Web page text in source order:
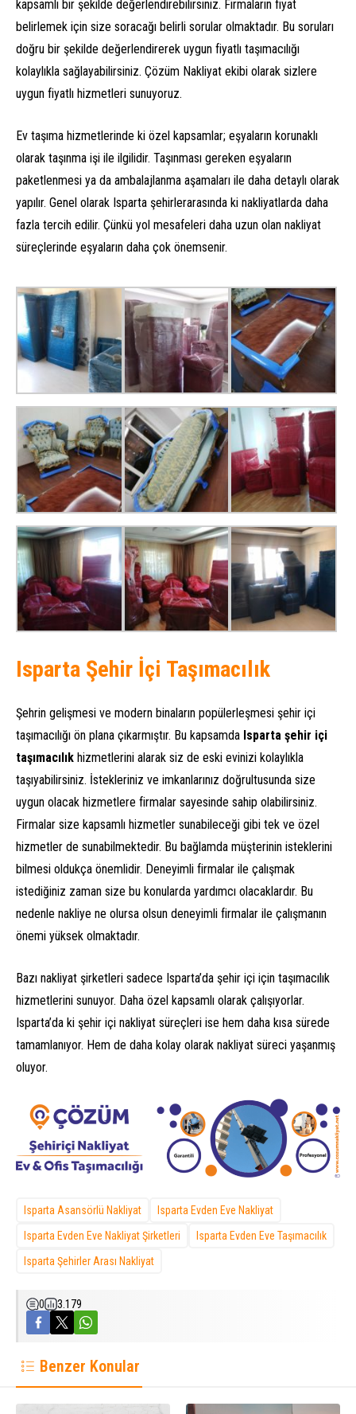
kapsamlı bir şekilde değerlendirebilirsiniz. Firmaların fiyat
belirlemek için size soracağı belirli sorular olmaktadır. Bu soruları
doğru bir şekilde değerlendirerek uygun fiyatlı taşımacılığı
kolaylıkla sağlayabilirsiniz. Çözüm Nakliyat ekibi olarak sizlere
uygun fiyatlı hizmetleri sunuyoruz.
Ev taşıma hizmetlerinde ki özel kapsamlar; eşyaların korunaklı
olarak taşınma işi ile ilgilidir. Taşınması gereken eşyaların
paketlenmesi ya da ambalajlanma aşamaları ile daha detaylı olarak
yapılır. Genel olarak Isparta şehirlerarasında ki nakliyatlarda daha
fazla tercih edilir. Çünkü yol mesafeleri daha uzun olan nakliyat
süreçlerinde eşyaların daha çok önemsenir.
Isparta Şehir İçi Taşımacılık
Şehrin gelişmesi ve modern binaların popülerleşmesi şehir içi
taşımacılığı ön plana çıkarmıştır. Bu kapsamda Isparta şehir içi
taşımacılık hizmetlerini alarak siz de eski evinizi kolaylıkla
taşıyabilirsiniz. İstekleriniz ve imkanlarınız doğrultusunda size
uygun olacak hizmetlere firmalar sayesinde sahip olabilirsiniz.
Firmalar size kapsamlı hizmetler sunabileceği gibi tek ve özel
hizmetler de sunabilmektedir. Bu bağlamda müşterinin isteklerini
bilmesi oldukça önemlidir. Deneyimli firmalar ile çalışmak
istediğiniz zaman size bu konularda yardımcı olacaklardır. Bu
nedenle nakliye ne olursa olsun deneyimli firmalar ile çalışmanın
önemi yüksek olmaktadır.
Bazı nakliyat şirketleri sadece Isparta’da şehir içi için taşımacılık
hizmetlerini sunuyor. Daha özel kapsamlı olarak çalışıyorlar.
Isparta’da ki şehir içi nakliyat süreçleri ise hem daha kısa sürede
tamamlanıyor. Hem de daha kolay olarak nakliyat süreci yaşanmış
oluyor.
Isparta Asansörlü Nakliyat
Isparta Evden Eve Nakliyat
Isparta Evden Eve Nakliyat Şirketleri
Isparta Evden Eve Taşımacılık
Isparta Şehirler Arası Nakliyat
0 3.179
Benzer Konular